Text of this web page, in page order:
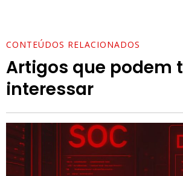
CONTEÚDOS RELACIONADOS
Artigos que podem
interessar